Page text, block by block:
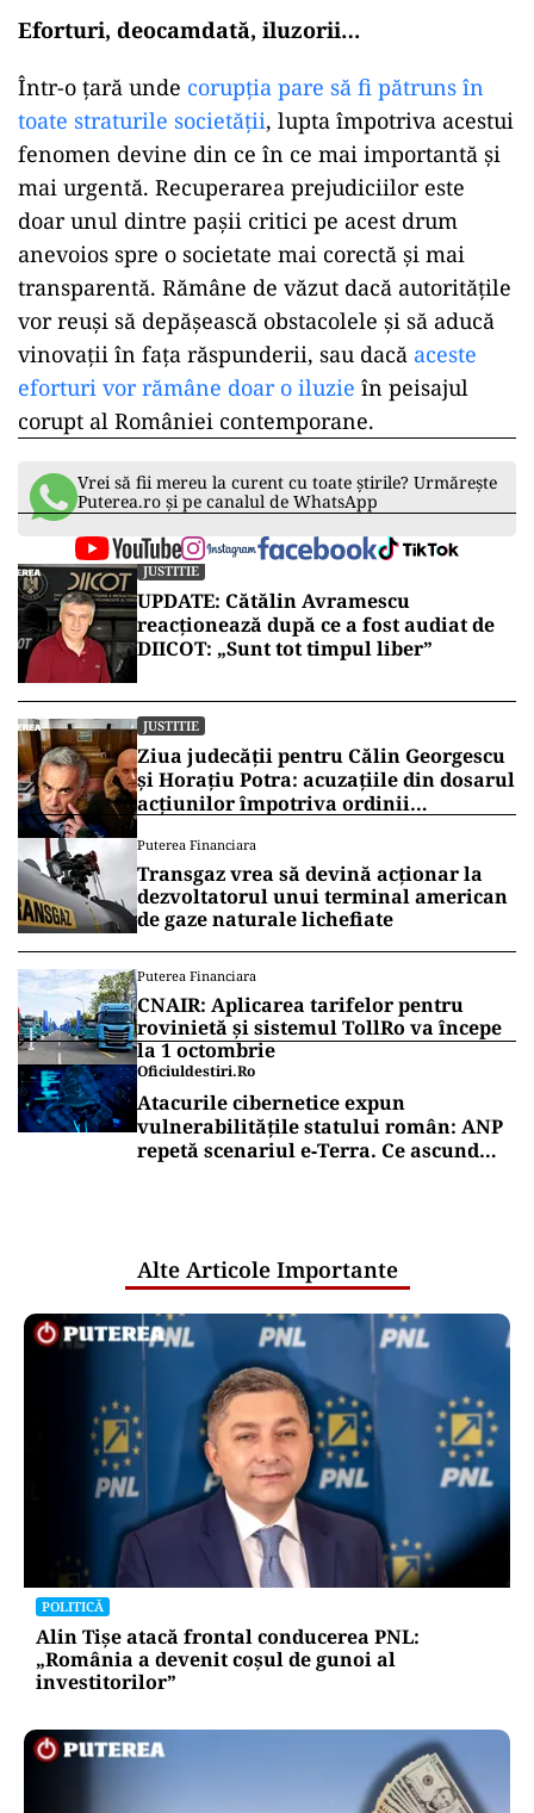
Eforturi, deocamdată, iluzorii…
Într-o țară unde corupția pare să fi pătruns în
toate straturile societății, lupta împotriva acestui
fenomen devine din ce în ce mai importantă și
mai urgentă. Recuperarea prejudiciilor este
doar unul dintre pașii critici pe acest drum
anevoios spre o societate mai corectă și mai
transparentă. Rămâne de văzut dacă autoritățile
vor reuși să depășească obstacolele și să aducă
vinovații în fața răspunderii, sau dacă aceste
eforturi vor rămâne doar o iluzie în peisajul
corupt al României contemporane.
Vrei să fii mereu la curent cu toate știrile? Urmărește
Puterea.ro și pe canalul de WhatsApp
JUSTITIE
UPDATE: Cătălin Avramescu
reacționează după ce a fost audiat de
DIICOT: „Sunt tot timpul liber”
JUSTITIE
Ziua judecății pentru Călin Georgescu
și Horațiu Potra: acuzațiile din dosarul
acțiunilor împotriva ordinii
de la Înalta Curte
Puterea Financiara
Transgaz vrea să devină acționar la
dezvoltatorul unui terminal american
de gaze naturale lichefiate
Puterea Financiara
CNAIR: Aplicarea tarifelor pentru
rovinietă și sistemul TollRo va începe
la 1 octombrie
Oficiuldestiri.ro
Atacurile cibernetice expun
vulnerabilitățile statului român: ANP
repetă scenariul e‑Terra. Ce ascund
Alte Articole Importante
POLITICĂ
Alin Tișe atacă frontal conducerea PNL:
„România a devenit coșul de gunoi al
investitorilor”